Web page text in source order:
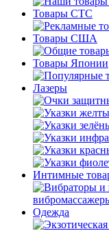
Товары СТС
Товары США
Товары Японии
Лазеры
Интимные
Одежда